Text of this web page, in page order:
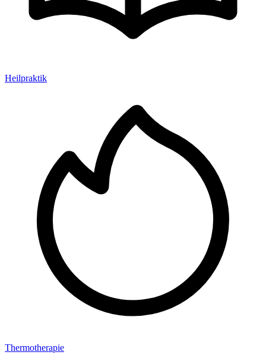
Heilpraktik
Thermotherapie